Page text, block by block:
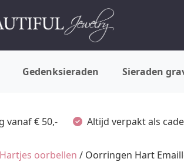
Gedenksieraden Sieraden
vanaf € 50,- Altijd verpakt als
Hartjes oorbellen / Oorringen Hart